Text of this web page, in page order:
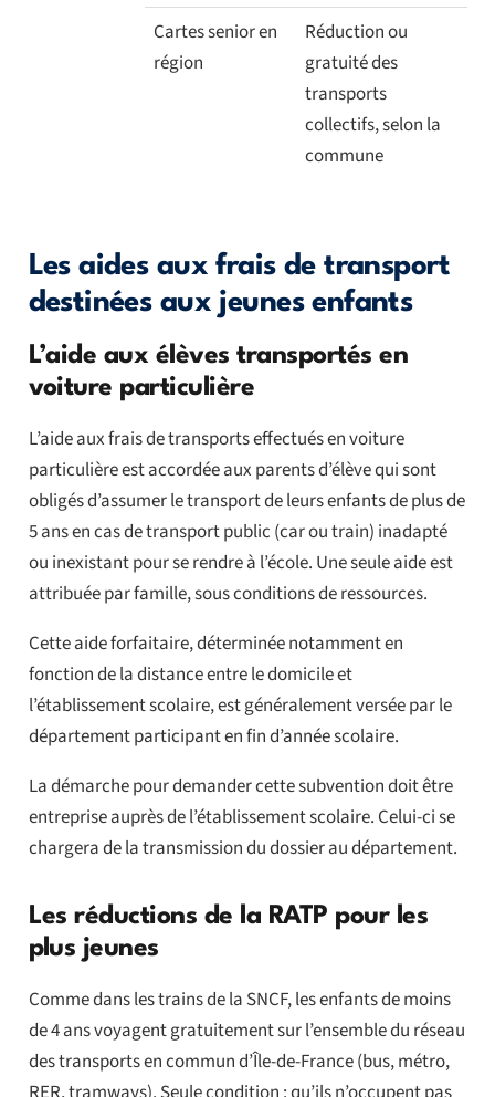
Cartes senior en
région
Réduction ou
gratuité des
transports
collectifs, selon la
commune
Les aides aux frais de transport
destinées aux jeunes enfants
L’aide aux élèves transportés en
voiture particulière
L’aide aux frais de transports effectués en voiture
particulière est accordée aux parents d’élève qui sont
obligés d’assumer le transport de leurs enfants de plus de
5 ans en cas de transport public (car ou train) inadapté
ou inexistant pour se rendre à l’école. Une seule aide est
attribuée par famille, sous conditions de ressources.
Cette aide forfaitaire, déterminée notamment en
fonction de la distance entre le domicile et
l’établissement scolaire, est généralement versée par le
département participant en fin d’année scolaire.
La démarche pour demander cette subvention doit être
entreprise auprès de l’établissement scolaire. Celui-ci se
chargera de la transmission du dossier au département.
Les réductions de la RATP pour les
plus jeunes
Comme dans les trains de la SNCF, les enfants de moins
de 4 ans voyagent gratuitement sur l’ensemble du réseau
des transports en commun d’Île-de-France (bus, métro,